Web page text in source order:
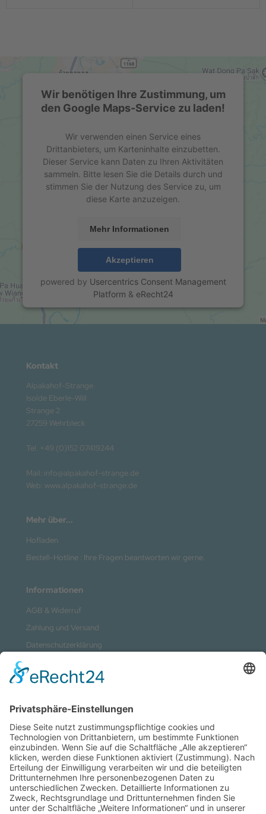
Wir benötigen Ihre Zustimmung, um
den Google Maps-Service zu laden!
Wir verwenden einen Service eines
Drittanbieters, um Karteninhalte einzubetten.
Dieser Service kann Daten zu Ihren Aktivitäten
sammeln. Bitte lesen Sie die Details durch und
stimmen Sie der Nutzung des Service zu, um
diese Karte anzuzeigen.
Mehr Informationen
Akzeptieren
powered by Usercentrics Consent Management
Platform & eRecht24
Kontakt
Alpakahof-Strange
Isolde Eberle-Will
Strange 2
27259 Wehrbleck
Tel. +49 (0)152 07419244
Mail: info@alpakahof-strange.de
Web: www.alpakahof-strange.de
Mehr über...
Hofladen
Bestell-Hotline : Ihre Fragen beantworten wir gerne.
Informationen
AGB & Widerruf
Zahlung und Versand
Datenschutzerklärung
Impressum
Zahlungsmethoden